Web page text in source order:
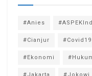
#Anies
#Cianjur #Covid19
#Ekonomi
#Jakarta #Jokowi